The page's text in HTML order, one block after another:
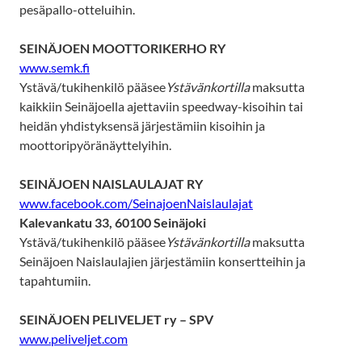
pesäpallo-otteluihin.
SEINÄJOEN MOOTTORIKERHO RY
www.semk.fi
Ystävä/tukihenkilö pääseeYstävänkortillamaksutta
kaikkiin Seinäjoella ajettaviin speedway-kisoihin tai
heidän yhdistyksensä järjestämiin kisoihin ja
moottoripyöränäyttelyihin.
SEINÄJOEN NAISLAULAJAT RY
www.facebook.com/SeinajoenNaislaulajat
Kalevankatu 33, 60100 Seinäjoki
Ystävä/tukihenkilö pääseeYstävänkortillamaksutta
Seinäjoen Naislaulajien järjestämiin konsertteihin ja
tapahtumiin.
SEINÄJOEN PELIVELJET ry – SPV
www.peliveljet.com